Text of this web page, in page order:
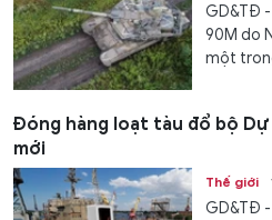
GD&TĐ
90M do
một
Đóng hàng loạt tàu đổ bộ Dự
mới
Thế giới
GD&TĐ